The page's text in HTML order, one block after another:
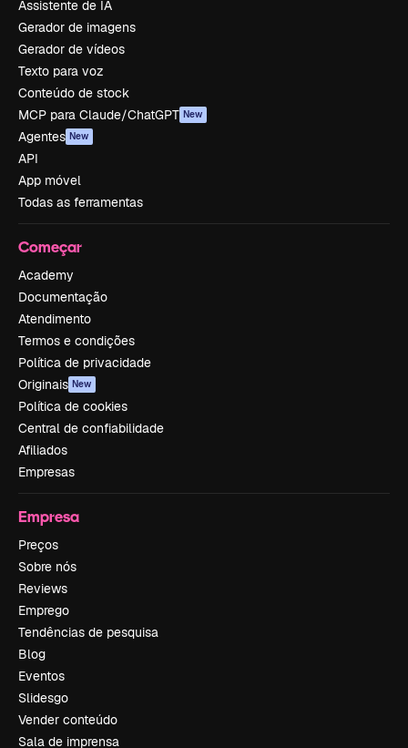
Assistente de IA
Gerador de imagens
Gerador de vídeos
Texto para voz
Conteúdo de stock
MCP para Claude/ChatGPT New
Agentes New
API
App móvel
Todas as ferramentas
Começar
Academy
Documentação
Atendimento
Termos e condições
Política de privacidade
Originais New
Política de cookies
Central de confiabilidade
Afiliados
Empresas
Empresa
Preços
Sobre nós
Reviews
Emprego
Tendências de pesquisa
Blog
Eventos
Slidesgo
Vender conteúdo
Sala de imprensa